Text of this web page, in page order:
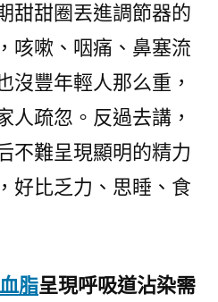
甜甜圈丟進調節器的
咳嗽、咽痛、鼻塞流
沒豐年輕人那么重，
人疏忽。反過去講，
不難呈現顯明的精力
好比乏力、思睡、食
脂呈現呼吸道沾染需